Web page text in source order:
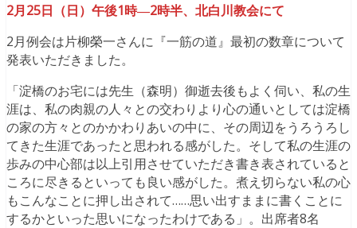
2月25日（日）午後1時―2時半、北白川教会にて
2月例会は片柳榮一さんに『一筋の道』最初の数章について
発表いただきました。
「淀橋のお宅には先生（森明）御逝去後もよく伺い、私の生
涯は、私の肉親の人々との交わりより心の通いとしては淀橋
の家の方々とのかかわりあいの中に、その周辺をうろうろし
てきた生涯であったと思われる感がした。そして私の生涯の
歩みの中心部は以上引用させていただき書き表されていると
ころに尽きるといっても良い感がした。煮え切らない私の心
もこんなことに押し出されて……思い出すままに書くことに
するかといった思いになったわけである」。出席者8名